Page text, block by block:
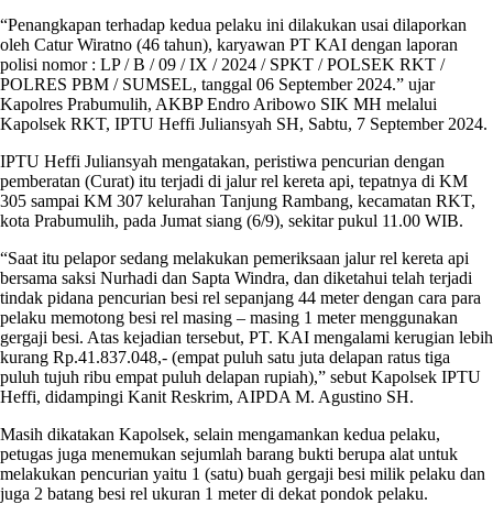
“Penangkapan terhadap kedua pelaku ini dilakukan usai dilaporkan
oleh Catur Wiratno (46 tahun), karyawan PT KAI dengan laporan
polisi nomor : LP / B / 09 / IX / 2024 / SPKT / POLSEK RKT /
POLRES PBM / SUMSEL, tanggal 06 September 2024.” ujar
Kapolres Prabumulih, AKBP Endro Aribowo SIK MH melalui
Kapolsek RKT, IPTU Heffi Juliansyah SH, Sabtu, 7 September 2024.
IPTU Heffi Juliansyah mengatakan, peristiwa pencurian dengan
pemberatan (Curat) itu terjadi di jalur rel kereta api, tepatnya di KM
305 sampai KM 307 kelurahan Tanjung Rambang, kecamatan RKT,
kota Prabumulih, pada Jumat siang (6/9), sekitar pukul 11.00 WIB.
“Saat itu pelapor sedang melakukan pemeriksaan jalur rel kereta api
bersama saksi Nurhadi dan Sapta Windra, dan diketahui telah terjadi
tindak pidana pencurian besi rel sepanjang 44 meter dengan cara para
pelaku memotong besi rel masing – masing 1 meter menggunakan
gergaji besi. Atas kejadian tersebut, PT. KAI mengalami kerugian lebih
kurang Rp.41.837.048,- (empat puluh satu juta delapan ratus tiga
puluh tujuh ribu empat puluh delapan rupiah),” sebut Kapolsek IPTU
Heffi, didampingi Kanit Reskrim, AIPDA M. Agustino SH.
Masih dikatakan Kapolsek, selain mengamankan kedua pelaku,
petugas juga menemukan sejumlah barang bukti berupa alat untuk
melakukan pencurian yaitu 1 (satu) buah gergaji besi milik pelaku dan
juga 2 batang besi rel ukuran 1 meter di dekat pondok pelaku.